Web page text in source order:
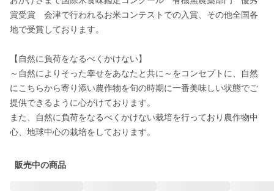
賞受賞　会津で行われるお米コンテストでの入賞、その他全国各
地で受賞しております。
【自然に負荷をなるべくかけない】
～自然によりそった幸せをあなたと共に～をコンセプトに、自然
にこちらから寄り添い農作物を旬の時期に一番美味しい状態でご
提供できるように心がけております。
また、自然に負荷をなるべくかけない栽培を行っており農作物中
心、地球中心の栽培をしております。
販売中の商品